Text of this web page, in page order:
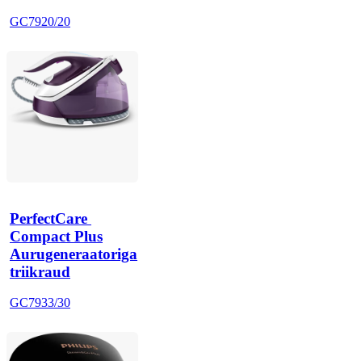
GC7920/20
PerfectCare
Compact Plus
Aurugeneraatoriga
triikraud
GC7933/30